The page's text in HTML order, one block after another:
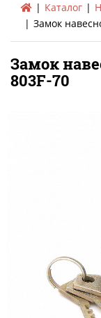
Каталог
Замок
Замок
803F-70